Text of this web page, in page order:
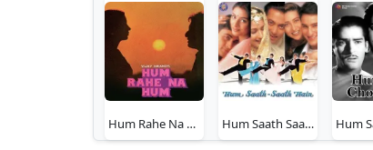
Hum Rahe Na Hum Hum Saath Saath Hain